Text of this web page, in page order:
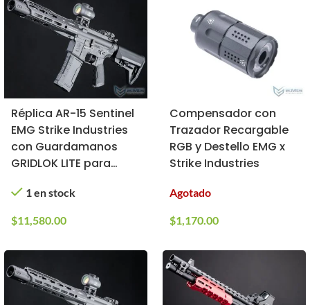
Réplica AR-15 Sentinel
EMG Strike Industries
con Guardamanos
GRIDLOK LITE para
1 en stock
$11,580.00
Compensador con
Trazador Recargable
RGB y Destello EMG x
Strike Industries
Agotado
$1,170.00